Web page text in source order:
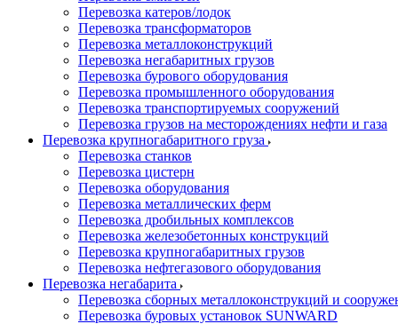
Перевозка катеров/лодок
Перевозка трансформаторов
Перевозка металлоконструкций
Перевозка негабаритных грузов
Перевозка бурового оборудования
Перевозка промышленного оборудования
Перевозка транспортируемых сооружений
Перевозка грузов на месторождениях нефти и газа
Перевозка крупногабаритного груза
Перевозка станков
Перевозка цистерн
Перевозка оборудования
Перевозка металлических ферм
Перевозка дробильных комплексов
Перевозка железобетонных конструкций
Перевозка крупногабаритных грузов
Перевозка нефтегазового оборудования
Перевозка негабарита
Перевозка сборных металлоконструкций и
Перевозка буровых установок SUNWARD